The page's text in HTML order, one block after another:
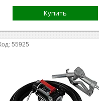
Купить
55925